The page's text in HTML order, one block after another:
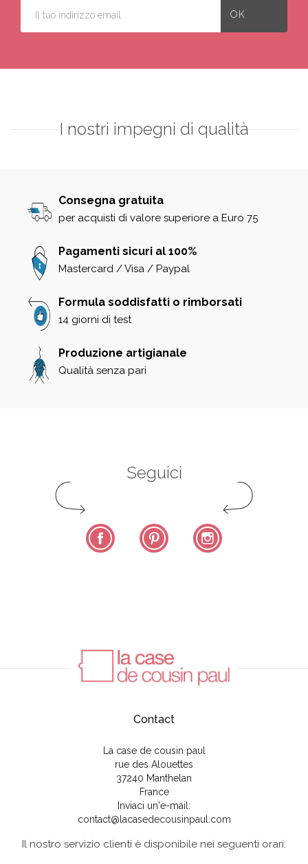
I nostri impegni di qualità
Consegna gratuita
per acquisti di valore superiore a Euro 75
Pagamenti sicuri al 100%
Mastercard / Visa / Paypal
Formula soddisfatti o rimborsati
14 giorni di test
Produzione artigianale
Qualità senza pari
Seguici
Facebook Pinterest
Contact
La case de cousin paul
rue des Alouettes
37240 Manthelan
France
Inviaci un'e-mail:
contact@lacasedecousinpaul.com
Il nostro servizio clienti è disponibile nei seguenti orari: